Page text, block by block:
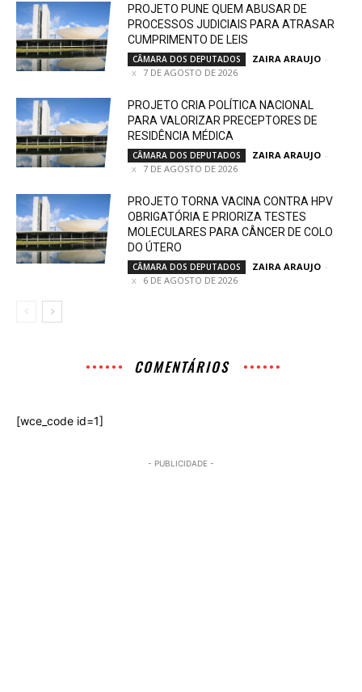
PROJETO PUNE QUEM ABUSAR DE
PROCESSOS JUDICIAIS PARA ATRASAR
CUMPRIMENTO DE LEIS
CÂMARA DOS DEPUTADOS ZAIRA ARAUJO -
7 DE AGOSTO DE 2026
PROJETO CRIA POLÍTICA NACIONAL
PARA VALORIZAR PRECEPTORES DE
RESIDÊNCIA MÉDICA
CÂMARA DOS DEPUTADOS ZAIRA ARAUJO -
7 DE AGOSTO DE 2026
PROJETO TORNA VACINA CONTRA HPV
OBRIGATÓRIA E PRIORIZA TESTES
MOLECULARES PARA CÂNCER DE COLO
DO ÚTERO
CÂMARA DOS DEPUTADOS ZAIRA ARAUJO -
6 DE AGOSTO DE 2026
COMENTÁRIOS
[wce_code id=1]
- PUBLICIDADE -